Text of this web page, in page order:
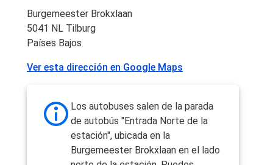
Burgemeester Brokxlaan
5041 NL Tilburg
Países Bajos
Ver esta dirección en Google Maps
Los autobuses salen de la parada
de autobús "Entrada Norte de la
estación", ubicada en la
Burgemeester Brokxlaan en el lado